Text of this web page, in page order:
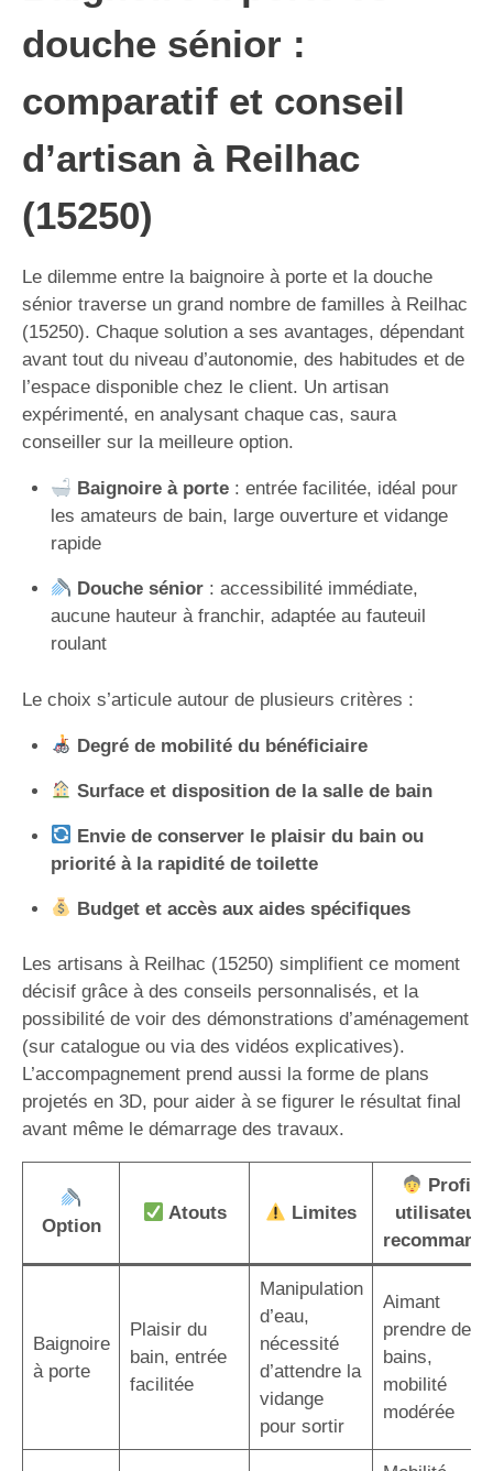
douche sénior :
comparatif et conseil
d’artisan à Reilhac
(15250)
Le dilemme entre la baignoire à porte et la douche
sénior traverse un grand nombre de familles à Reilhac
(15250). Chaque solution a ses avantages, dépendant
avant tout du niveau d’autonomie, des habitudes et de
l’espace disponible chez le client. Un artisan
expérimenté, en analysant chaque cas, saura
conseiller sur la meilleure option.
Baignoire à porte: entrée facilitée, idéal pour
les amateurs de bain, large ouverture et vidange
rapide
Douche sénior: accessibilité immédiate,
aucune hauteur à franchir, adaptée au fauteuil
roulant
Le choix s’articule autour de plusieurs critères :
Degré de mobilité du bénéficiaire
Surface et disposition de la salle de bain
Envie de conserver le plaisir du bain ou
priorité à la rapidité de toilette
Budget et accès aux aides spécifiques
Les artisans à Reilhac (15250) simplifient ce moment
décisif grâce à des conseils personnalisés, et la
possibilité de voir des démonstrations d’aménagement
(sur catalogue ou via des vidéos explicatives).
L’accompagnement prend aussi la forme de plans
projetés en 3D, pour aider à se figurer le résultat final
avant même le démarrage des travaux.
Option
Atouts Limites
Profil
utilisateur
Baignoire
à porte
Plaisir du
bain, entrée
facilitée
Manipulation
d’eau,
nécessité
d’attendre la
vidange
pour sortir
Aimant
prendre des
bains,
mobilité
modérée